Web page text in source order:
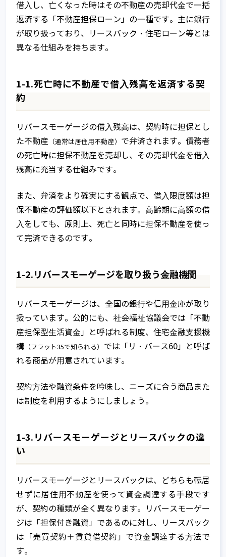
借⼊し、亡くなった時はその不動産の売却代⾦で⼀括
返済する「不動産担保ローン」の⼀種です。主に銀⾏
が取り扱っており、リースバック・住宅ローン等とは
異なる仕組みを持ちます。
1-1.死亡時に不動産で借⼊残⾼を返済する契
約
リバースモーゲージの借⼊残⾼は、契約時に担保とし
た不動産 （通常は居住⽤不動産） で弁済されます。債務者
の死亡時に担保不動産を売却し、その売却代⾦を借⼊
残⾼に充当する仕組みです。
また、弁済をより確実にする観点で、借⼊限度額は担
保不動産の評価額以下とされます。⾼齢期に⾼額の借
⼊をしても、原則上、死亡と同時に担保不動産を使っ
て完済できるのです。
1-2.リバースモーゲージを取り扱う⾦融機関
リバースモーゲージは、全国の銀⾏や信⽤⾦庫が取り
扱っています。公的にも、社会福祉協議会では「不動
産担保型⽣活資⾦」と呼ばれる制度、住宅⾦融⽀援機
構 （フラット35で知られる） では「リ・バース60」と呼ば
れる商品が⽤意されています。
契約⽅法や融資条件を吟味し、ニーズに合う商品また
は制度を利⽤するようにしましょう。
1-3.リバースモーゲージとリースバックの違
い
リバースモーゲージとリースバックは、どちらも転居
せずに居住⽤不動産を使って資⾦調達する⼿段です
が、契約の種類が全く異なります。リバースモーゲー
ジは「担保付き融資」であるのに対し、リースバック
は「売買契約＋賃貸借契約」で資⾦調達する⽅法で
す。